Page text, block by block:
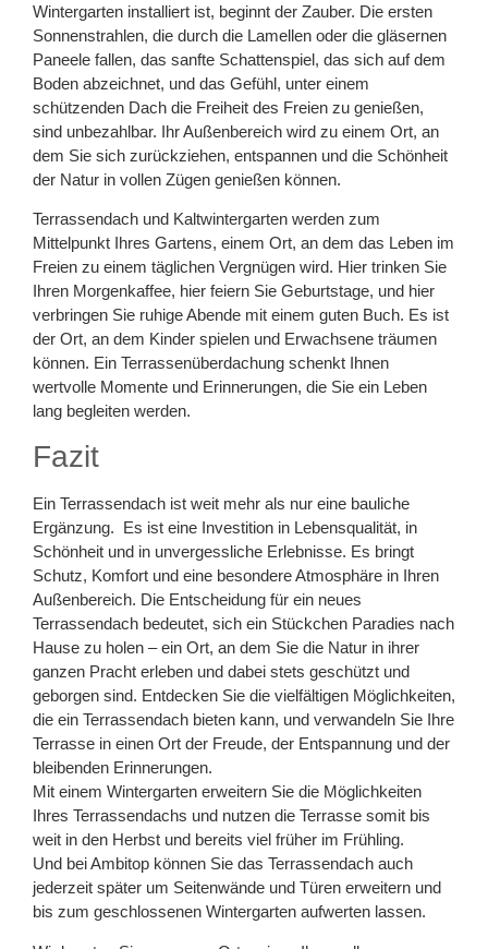
Wintergarten installiert ist, beginnt der Zauber. Die ersten
Sonnenstrahlen, die durch die Lamellen oder die gläsernen
Paneele fallen, das sanfte Schattenspiel, das sich auf dem
Boden abzeichnet, und das Gefühl, unter einem
schützenden Dach die Freiheit des Freien zu genießen,
sind unbezahlbar. Ihr Außenbereich wird zu einem Ort, an
dem Sie sich zurückziehen, entspannen und die Schönheit
der Natur in vollen Zügen genießen können.
Terrassendach und Kaltwintergarten werden zum
Mittelpunkt Ihres Gartens, einem Ort, an dem das Leben im
Freien zu einem täglichen Vergnügen wird. Hier trinken Sie
Ihren Morgenkaffee, hier feiern Sie Geburtstage, und hier
verbringen Sie ruhige Abende mit einem guten Buch. Es ist
der Ort, an dem Kinder spielen und Erwachsene träumen
können. Ein Terrassenüberdachung schenkt Ihnen
wertvolle Momente und Erinnerungen, die Sie ein Leben
lang begleiten werden.
Fazit
Ein Terrassendach ist weit mehr als nur eine bauliche
Ergänzung. Es ist eine Investition in Lebensqualität, in
Schönheit und in unvergessliche Erlebnisse. Es bringt
Schutz, Komfort und eine besondere Atmosphäre in Ihren
Außenbereich. Die Entscheidung für ein neues
Terrassendach bedeutet, sich ein Stückchen Paradies nach
Hause zu holen – ein Ort, an dem Sie die Natur in ihrer
ganzen Pracht erleben und dabei stets geschützt und
geborgen sind. Entdecken Sie die vielfältigen Möglichkeiten,
die ein Terrassendach bieten kann, und verwandeln Sie Ihre
Terrasse in einen Ort der Freude, der Entspannung und der
bleibenden Erinnerungen.
Mit einem Wintergarten erweitern Sie die Möglichkeiten
Ihres Terrassendachs und nutzen die Terrasse somit bis
weit in den Herbst und bereits viel früher im Frühling.
Und bei Ambitop können Sie das Terrassendach auch
jederzeit später um Seitenwände und Türen erweitern und
bis zum geschlossenen Wintergarten aufwerten lassen.